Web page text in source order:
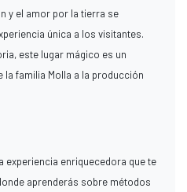
y el amor por la tierra se
única a los visitantes.
este lugar mágico es un
familia Molla a la producción
experiencia enriquecedora que te
aprenderás sobre métodos